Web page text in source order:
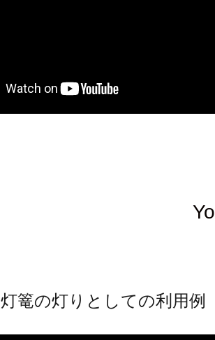
灯篭の灯りとしての利用例